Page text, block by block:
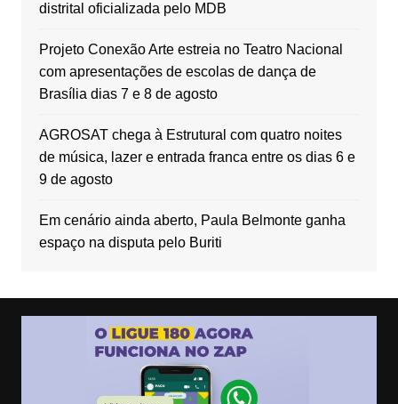
distrital oficializada pelo MDB
Projeto Conexão Arte estreia no Teatro Nacional
com apresentações de escolas de dança de
Brasília dias 7 e 8 de agosto
AGROSAT chega à Estrutural com quatro noites
de música, lazer e entrada franca entre os dias 6 e
9 de agosto
Em cenário ainda aberto, Paula Belmonte ganha
espaço na disputa pelo Buriti